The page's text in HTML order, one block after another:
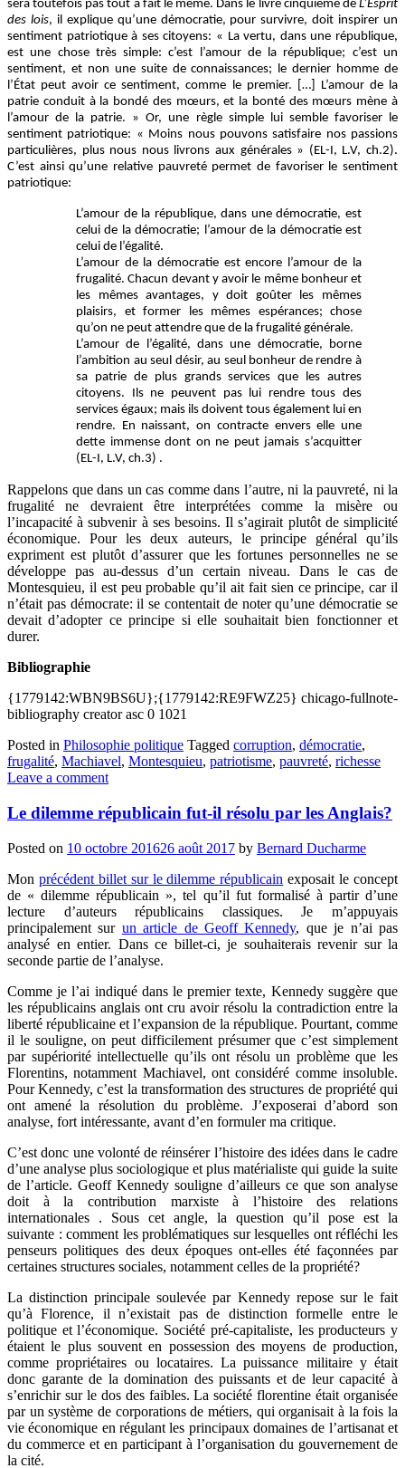
sera toutefois pas tout à fait le même. Dans le livre cinquième de L’Esprit
des lois, il explique qu’une démocratie, pour survivre, doit inspirer un
sentiment patriotique à ses citoyens: « La vertu, dans une république,
est une chose très simple: c’est l’amour de la république; c’est un
sentiment, et non une suite de connaissances; le dernier homme de
l’État peut avoir ce sentiment, comme le premier. […] L’amour de la
patrie conduit à la bondé des mœurs, et la bonté des mœurs mène à
l’amour de la patrie. » Or, une règle simple lui semble favoriser le
sentiment patriotique: « Moins nous pouvons satisfaire nos passions
particulières, plus nous nous livrons aux générales » (EL-I, L.V, ch.2).
C’est ainsi qu’une relative pauvreté permet de favoriser le sentiment
patriotique:
L’amour de la république, dans une démocratie, est
celui de la démocratie; l’amour de la démocratie est
celui de l’égalité.
L’amour de la démocratie est encore l’amour de la
frugalité. Chacun devant y avoir le même bonheur et
les mêmes avantages, y doit goûter les mêmes
plaisirs, et former les mêmes espérances; chose
qu’on ne peut attendre que de la frugalité générale.
L’amour de l’égalité, dans une démocratie, borne
l’ambition au seul désir, au seul bonheur de rendre à
sa patrie de plus grands services que les autres
citoyens. Ils ne peuvent pas lui rendre tous des
services égaux; mais ils doivent tous également lui en
rendre. En naissant, on contracte envers elle une
dette immense dont on ne peut jamais s’acquitter
(EL-I, L.V, ch.3) .
Rappelons que dans un cas comme dans l’autre, ni la pauvreté, ni la
frugalité ne devraient être interprétées comme la misère ou
l’incapacité à subvenir à ses besoins. Il s’agirait plutôt de simplicité
économique. Pour les deux auteurs, le principe général qu’ils
expriment est plutôt d’assurer que les fortunes personnelles ne se
développe pas au-dessus d’un certain niveau. Dans le cas de
Montesquieu, il est peu probable qu’il ait fait sien ce principe, car il
n’était pas démocrate: il se contentait de noter qu’une démocratie se
devait d’adopter ce principe si elle souhaitait bien fonctionner et
durer.
Bibliographie
{1779142:WBN9BS6U};{1779142:RE9FWZ25} chicago-fullnote-
bibliography creator asc 0 1021
Posted in Philosophie politique Tagged corruption, démocratie,
frugalité, Machiavel, Montesquieu, patriotisme, pauvreté, richesse
Leave a comment
Le dilemme républicain fut-il résolu par les Anglais?
Posted on 10 octobre 201626 août 2017 by Bernard Ducharme
Mon précédent billet sur le dilemme républicain exposait le concept
de « dilemme républicain », tel qu’il fut formalisé à partir d’une
lecture d’auteurs républicains classiques. Je m’appuyais
principalement sur un article de Geoff Kennedy, que je n’ai pas
analysé en entier. Dans ce billet-ci, je souhaiterais revenir sur la
seconde partie de l’analyse.
Comme je l’ai indiqué dans le premier texte, Kennedy suggère que
les républicains anglais ont cru avoir résolu la contradiction entre la
liberté républicaine et l’expansion de la république. Pourtant, comme
il le souligne, on peut difficilement présumer que c’est simplement
par supériorité intellectuelle qu’ils ont résolu un problème que les
Florentins, notamment Machiavel, ont considéré comme insoluble.
Pour Kennedy, c’est la transformation des structures de propriété qui
ont amené la résolution du problème. J’exposerai d’abord son
analyse, fort intéressante, avant d’en formuler ma critique.
C’est donc une volonté de réinsérer l’histoire des idées dans le cadre
d’une analyse plus sociologique et plus matérialiste qui guide la suite
de l’article. Geoff Kennedy souligne d’ailleurs ce que son analyse
doit à la contribution marxiste à l’histoire des relations
internationales . Sous cet angle, la question qu’il pose est la
suivante : comment les problématiques sur lesquelles ont réfléchi les
penseurs politiques des deux époques ont-elles été façonnées par
certaines structures sociales, notamment celles de la propriété?
La distinction principale soulevée par Kennedy repose sur le fait
qu’à Florence, il n’existait pas de distinction formelle entre le
politique et l’économique. Société pré-capitaliste, les producteurs y
étaient le plus souvent en possession des moyens de production,
comme propriétaires ou locataires. La puissance militaire y était
donc garante de la domination des puissants et de leur capacité à
s’enrichir sur le dos des faibles. La société florentine était organisée
par un système de corporations de métiers, qui organisait à la fois la
vie économique en régulant les principaux domaines de l’artisanat et
du commerce et en participant à l’organisation du gouvernement de
la cité.